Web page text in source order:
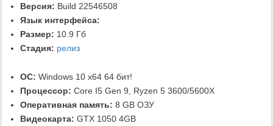
Версия: Build 22546508
Язык интерфейса:
Размер: 10.9 Гб
Стадия: релиз
ОС: Windows 10 x64 64 бит!
Процессор: Core I5 Gen 9, Ryzen 5 3600/5600X
Оперативная память: 8 GB ОЗУ
Видеокарта: GTX 1050 4GB